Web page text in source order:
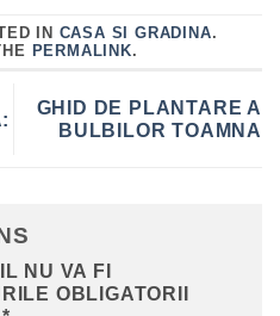
IN CASA SI GRADINA.
PERMALINK.
GHID DE PLANTARE A
BULBILOR TOAMNA
NU VA FI
OBLIGATORII